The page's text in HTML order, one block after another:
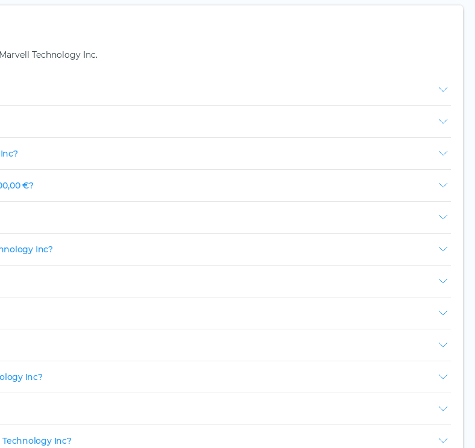
Technology Inc.
€?
Inc?
Inc?
Inc?